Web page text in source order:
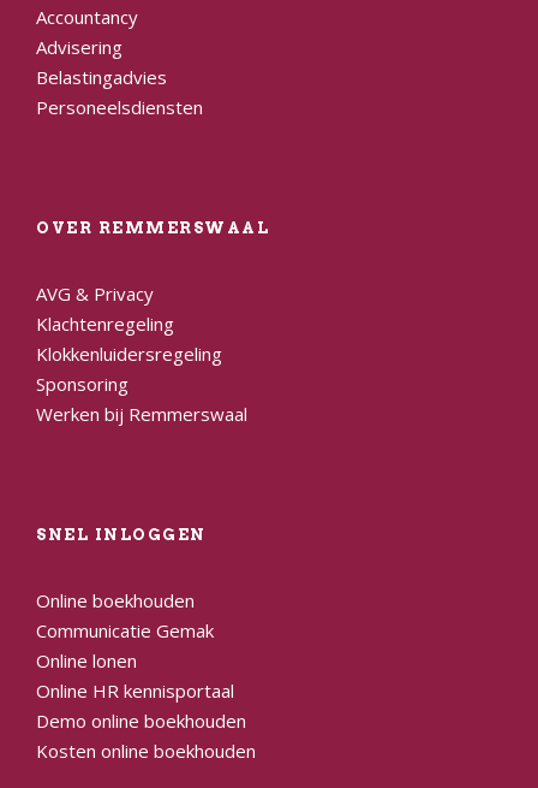
Accountancy
Advisering
Belastingadvies
Personeelsdiensten
OVER REMMERSWAAL
AVG & Privacy
Klachtenregeling
Klokkenluidersregeling
Sponsoring
Werken bij Remmerswaal
SNEL INLOGGEN
Online boekhouden
Communicatie Gemak
Online lonen
Online HR kennisportaal
Demo online boekhouden
Kosten online boekhouden